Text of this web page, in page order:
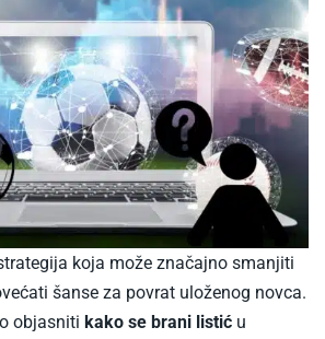
koja može značajno smanjiti
šanse za povrat uloženog novca.
objasniti kako se brani listić u